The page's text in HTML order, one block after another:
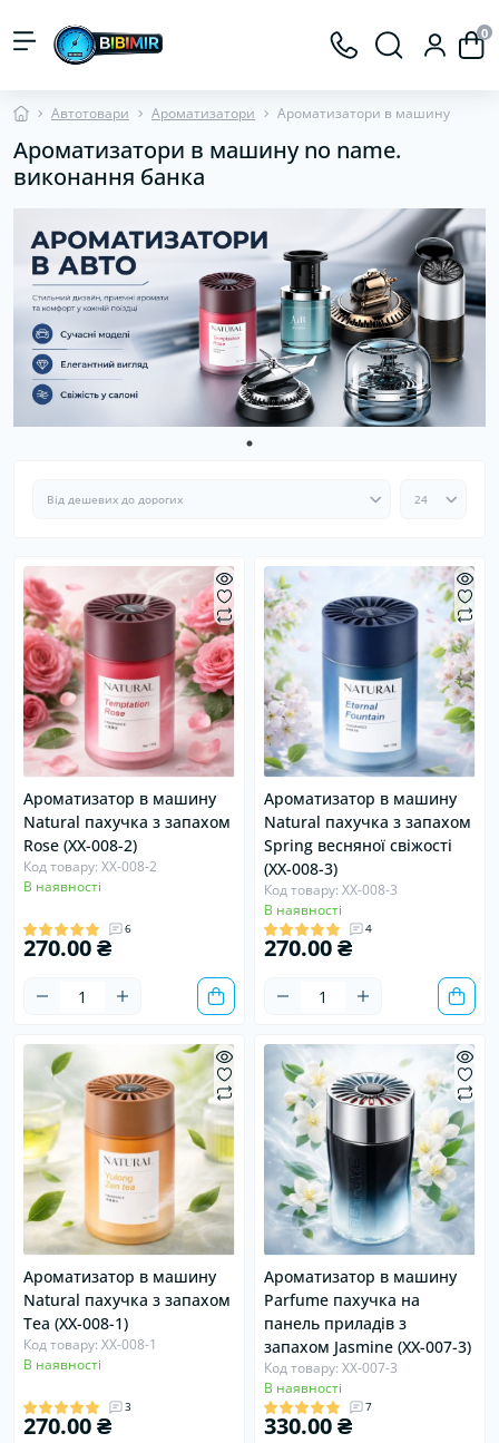
0
Автотовари Ароматизатори Ароматизатори в машину
Ароматизатори в машину no name.
виконання банка
Ароматизатор в машину
Natural пахучка з запахом
Rose (XX-008-2)
Код товару: XX-008-2
В наявності
6
270.00 ₴
Ароматизатор в машину
Natural пахучка з запахом
Spring весняної свіжості
(XX-008-3)
Код товару: XX-008-3
В наявності
4
270.00 ₴
Ароматизатор в машину
Natural пахучка з запахом
Tea (XX-008-1)
Код товару: XX-008-1
В наявності
3
270.00 ₴
Ароматизатор в машину
Parfume пахучка на
панель приладів з
запахом Jasmine (XX-007-3)
Код товару: XX-007-3
В наявності
7
330.00 ₴